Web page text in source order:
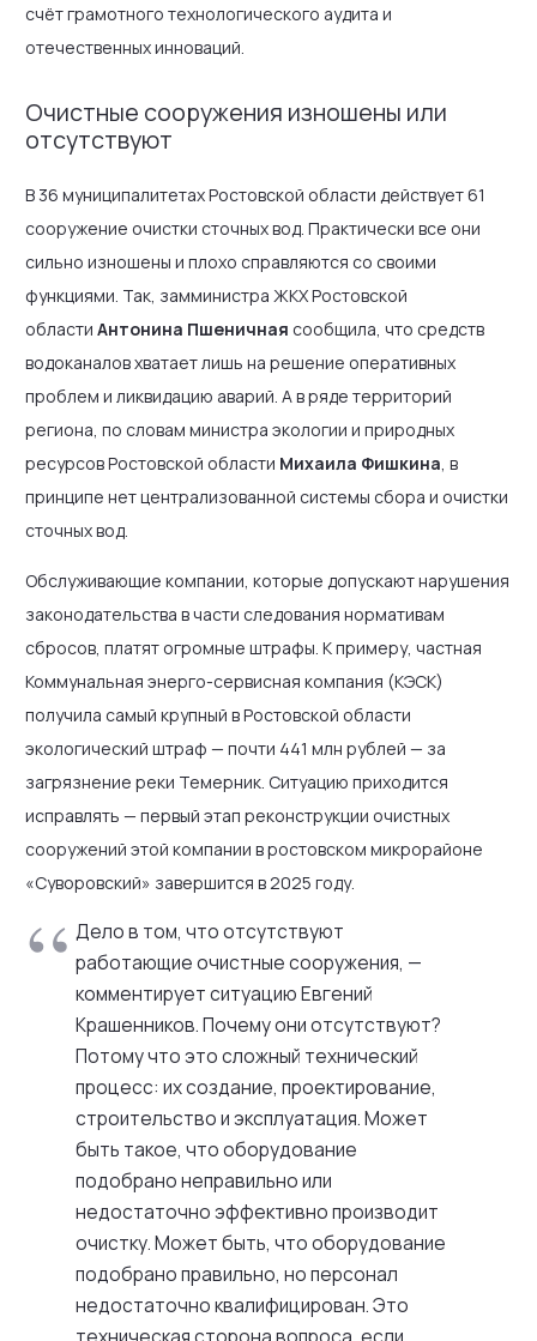
счёт грамотного технологического аудита и
отечественных инноваций.
Очистные сооружения изношены или
отсутствуют
В 36 муниципалитетах Ростовской области действует 61
сооружение очистки сточных вод. Практически все они
сильно изношены и плохо справляются со своими
функциями. Так, замминистра ЖКХ Ростовской
области Антонина Пшеничная сообщила, что средств
водоканалов хватает лишь на решение оперативных
проблем и ликвидацию аварий. А в ряде территорий
региона, по словам министра экологии и природных
ресурсов Ростовской области Михаила Фишкина , в
принципе нет централизованной системы сбора и очистки
сточных вод.
Обслуживающие компании, которые допускают нарушения
законодательства в части следования нормативам
сбросов, платят огромные штрафы. К примеру, частная
Коммунальная энерго-сервисная компания (КЭСК)
получила самый крупный в Ростовской области
экологический штраф — почти 441 млн рублей — за
загрязнение реки Темерник. Ситуацию приходится
исправлять — первый этап реконструкции очистных
сооружений этой компании в ростовском микрорайоне
«Суворовский» завершится в 2025 году.
Дело в том, что отсутствуют
работающие очистные сооружения, —
комментирует ситуацию Евгений
Крашенников. Почему они отсутствуют?
Потому что это сложный технический
процесс: их создание, проектирование,
строительство и эксплуатация. Может
быть такое, что оборудование
подобрано неправильно или
недостаточно эффективно производит
очистку. Может быть, что оборудование
подобрано правильно, но персонал
недостаточно квалифицирован. Это